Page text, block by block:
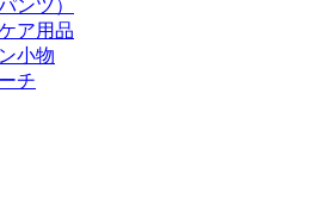
ンツ）
ア用品
小物
チ